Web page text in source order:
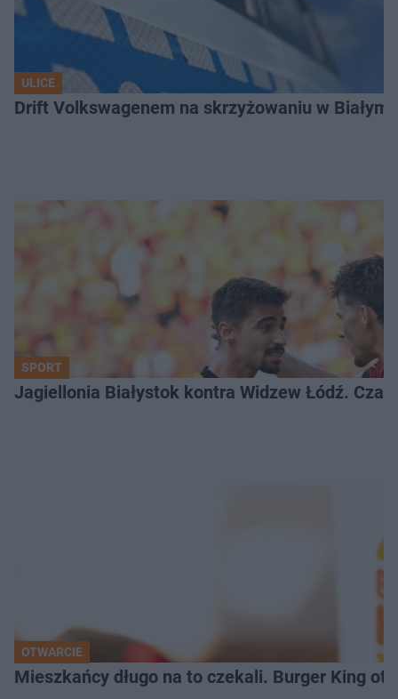
ULICE
Drift Volkswagenem na skrzyżowaniu w
SPORT
Jagiellonia Białystok kontra Widzew Łódź.
OTWARCIE
Mieszkańcy długo na to czekali. Burger King